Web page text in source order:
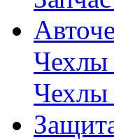
Чехлы
Чехлы